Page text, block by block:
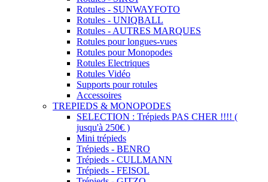
Rotules - SUNWAYFOTO
Rotules - UNIQBALL
Rotules - AUTRES MARQUES
Rotules pour longues-vues
Rotules pour Monopodes
Rotules Electriques
Rotules Vidéo
Supports pour rotules
Accessoires
TREPIEDS & MONOPODES
SELECTION : Trépieds PAS CHER !!!! (
jusqu'à 250€ )
Mini trépieds
Trépieds - BENRO
Trépieds - CULLMANN
Trépieds - FEISOL